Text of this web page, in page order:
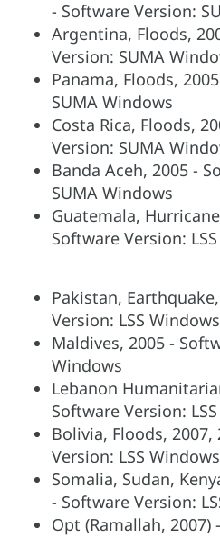
- Software Version:
Argentina, Floods,
Version: SUMA
Panama, Floods,
SUMA Windows
Costa Rica, Floods,
Version: SUMA
Banda Aceh, 2005 -
SUMA Windows
Guatemala,
Software Version:
Pakistan,
Version: LSS Windows
Maldives, 2005 -
Windows
Lebanon
Software Version:
Bolivia, Floods, 2007,
Version: LSS Windows
Somalia, Sudan,
- Software Version:
Opt (Ramallah, 2007)